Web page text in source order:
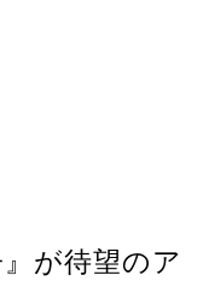
が待望のア